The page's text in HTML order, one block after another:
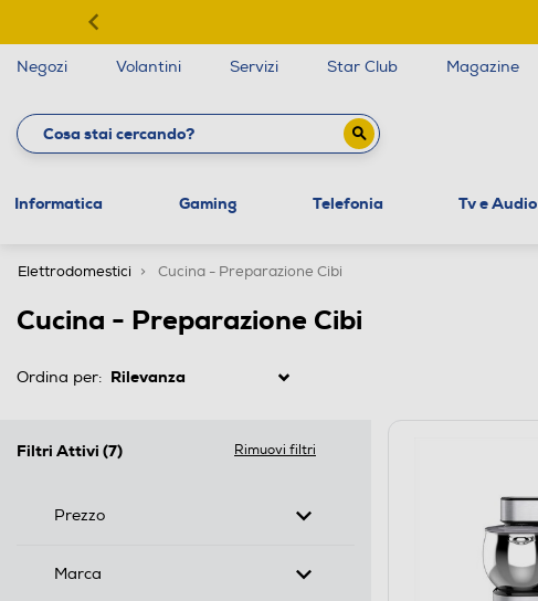
Negozi Volantini Servizi Star Club Magazine
Informatica Gaming Telefonia Tv e Audio
Elettrodomestici Cucina - Preparazione Cibi
Cucina - Preparazione Cibi
Ordina per:
Filtri Attivi (7) Rimuovi filtri
Prezzo
Marca